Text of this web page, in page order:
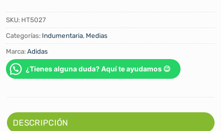
SKU: HT5027
Categorías: Indumentaria, Medias
Marca:Adidas
¿Tienes alguna duda? Aquí te ayudamos 😉
DESCRIPCIÓN